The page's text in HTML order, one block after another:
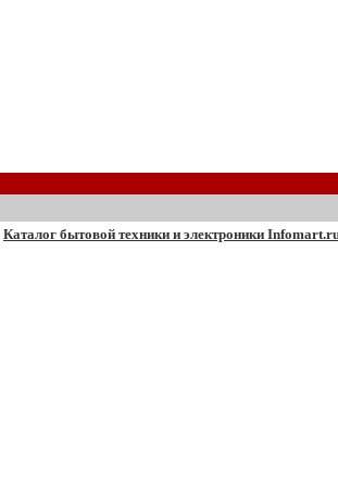
Каталог бытовой техники и электроники